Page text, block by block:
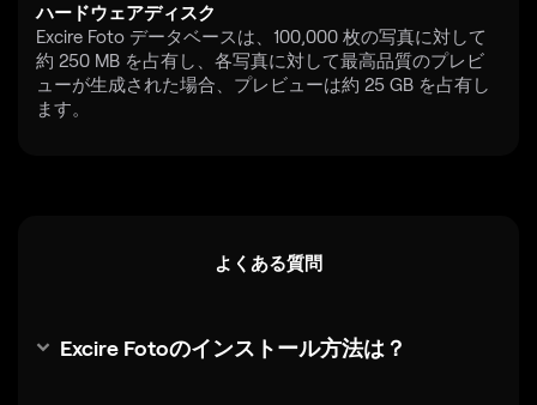
ハードウェアディスク
Excire Foto データベースは、100,000 枚の写真に対して
約 250 MB を占有し、各写真に対して最高品質のプレビ
ューが生成された場合、プレビューは約 25 GB を占有し
ます。
よくある質問
Excire Fotoのインストール方法は？